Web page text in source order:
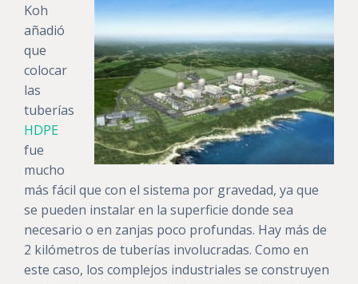
Koh
añadió
que
colocar
las
tuberías
HDPE
fue
mucho
más fácil que con el sistema por gravedad, ya que
se pueden instalar en la superficie donde sea
necesario o en zanjas poco profundas. Hay más de
2 kilómetros de tuberías involucradas. Como en
este caso, los complejos industriales se construyen